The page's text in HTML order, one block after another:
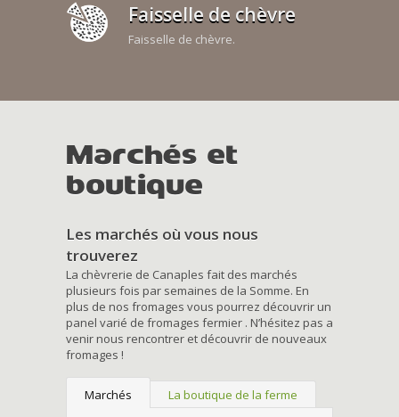
Faisselle de chèvre
Faisselle de chèvre.
Marchés et
boutique
Les marchés où vous nous
trouverez
La chèvrerie de Canaples fait des marchés
plusieurs fois par semaines de la Somme. En
plus de nos fromages vous pourrez découvrir un
panel varié de fromages fermier . N’hésitez pas a
venir nous rencontrer et découvrir de nouveaux
fromages !
Marchés La boutique de la ferme